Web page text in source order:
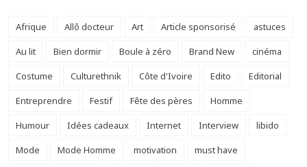
Afrique Allô docteur Art Article sponsorisé
astuces
Au lit
Bien dormir Boule à zéro Brand New
cinéma
Costume
Culturethnik Côte d'Ivoire Edito
Editorial
Entreprendre
Festif Fête des pères
Homme
Humour
Idées cadeaux Internet Interview
libido
Mode
Mode Homme motivation
must have